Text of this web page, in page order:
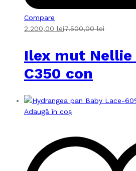
Compare
2.200,00 lei7.500,00lei
Ilex mut Nellie
C350 con
-60
Adaugă în coș